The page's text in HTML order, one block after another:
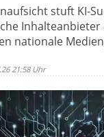
stuft KI-
Inhalteanbieter
nationale
21:58 Uhr